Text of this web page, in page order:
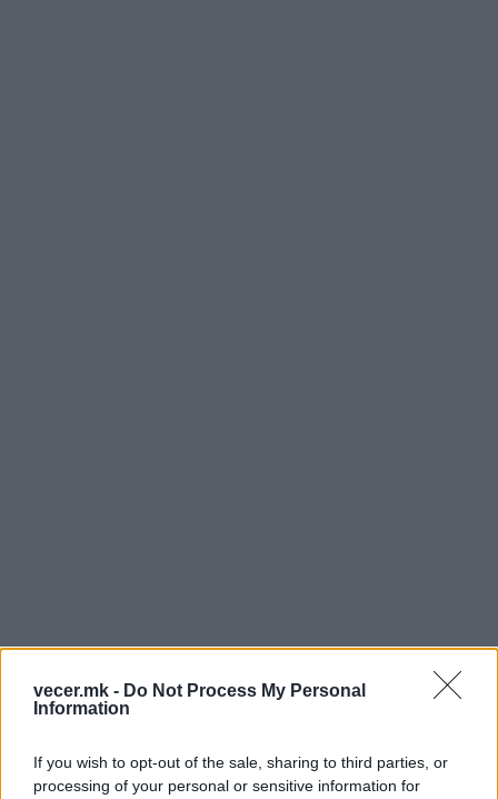
vecer.mk - Do Not Process My Personal
Information
If you wish to opt-out of the sale, sharing to third parties, or
processing of your personal or sensitive information for